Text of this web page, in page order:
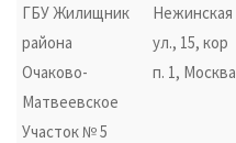
ГБУ Жилищник
района
Очаково-
Матвеевское
Участок № 5
Нежинская
ул., 15, кор
п. 1, Москва